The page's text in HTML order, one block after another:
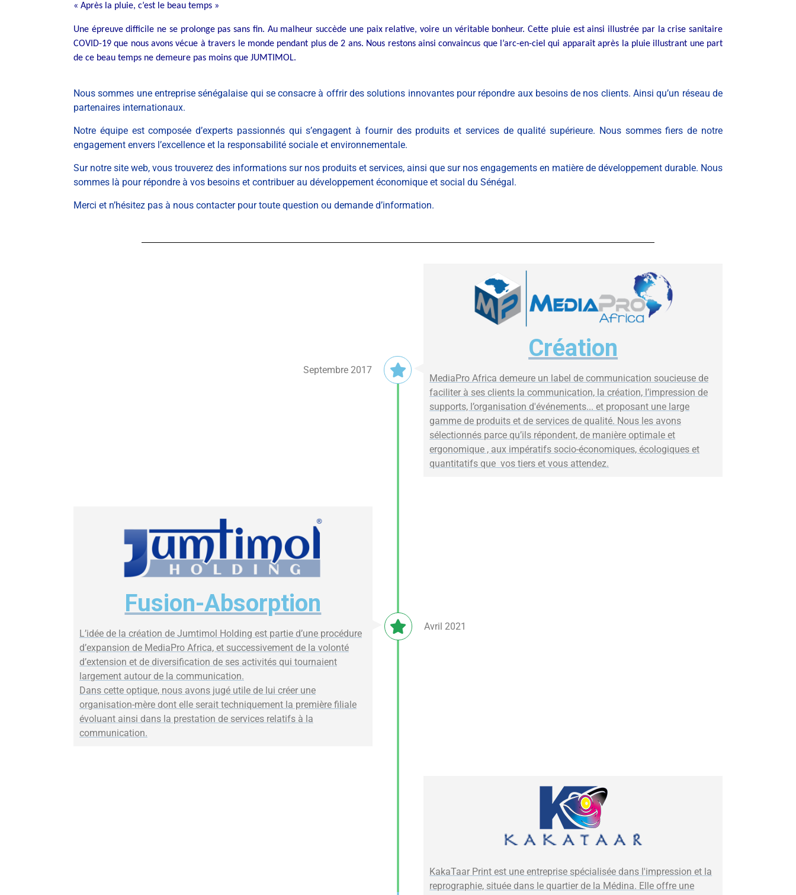
« Après la pluie, c’est le beau temps »
Une épreuve difficile ne se prolonge pas sans fin. Au malheur succède une paix relative, voire un véritable bonheur. Cette pluie est ainsi illustrée par la crise sanitaire
COVID-19 que nous avons vécue à travers le monde pendant plus de 2 ans. Nous restons ainsi convaincus que l’arc-en-ciel qui apparaît après la pluie illustrant une part
de ce beau temps ne demeure pas moins que JUMTIMOL.
Nous sommes une entreprise sénégalaise qui se consacre à offrir des solutions innovantes pour répondre aux besoins de nos clients. Ainsi qu’un réseau de
partenaires internationaux.
Notre équipe est composée d’experts passionnés qui s’engagent à fournir des produits et services de qualité supérieure. Nous sommes fiers de notre
engagement envers l’excellence et la responsabilité sociale et environnementale.
Sur notre site web, vous trouverez des informations sur nos produits et services, ainsi que sur nos engagements en matière de développement durable. Nous
sommes là pour répondre à vos besoins et contribuer au développement économique et social du Sénégal.
Merci et n’hésitez pas à nous contacter pour toute question ou demande d’information.
Septembre 2017
Création
MediaPro Africa demeure un label de communication soucieuse de
faciliter à ses clients la communication, la création, l’impression de
supports, l’organisation d'événements... et proposant une large
gamme de produits et de services de qualité. Nous les avons
sélectionnés parce qu’ils répondent, de manière optimale et
ergonomique , aux impératifs socio-économiques, écologiques et
quantitatifs que vos tiers et vous attendez.
Avril 2021
Fusion-Absorption
L’idée de la création de Jumtimol Holding est partie d’une procédure
d’expansion de MediaPro Africa, et successivement de la volonté
d’extension et de diversification de ses activités qui tournaient
largement autour de la communication.
Dans cette optique, nous avons jugé utile de lui créer une
organisation-mère dont elle serait techniquement la première filiale
évoluant ainsi dans la prestation de services relatifs à la
communication.
KakaTaar Print est une entreprise spécialisée dans l'impression et la
reprographie, située dans le quartier de la Médina. Elle offre une